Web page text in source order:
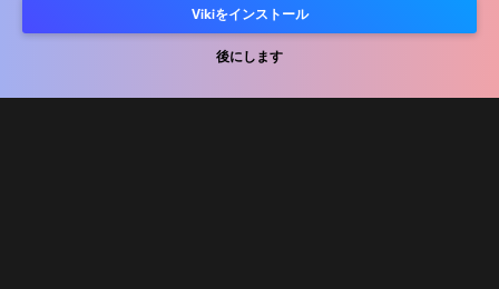
Vikiをインストール
後にします